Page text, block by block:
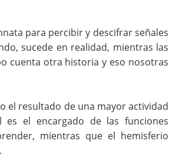
para percibir y descifrar señales
sucede en realidad, mientras las
cuenta otra historia y eso nosotras
el resultado de una mayor actividad
el encargado de las funciones
mientras que el hemisferio